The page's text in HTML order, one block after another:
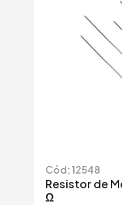
Cód: 12548
Resistor de
Ω